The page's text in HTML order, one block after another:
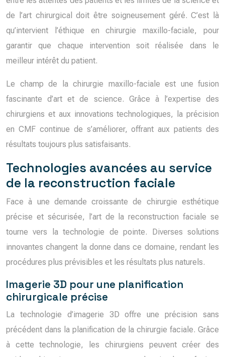
de l’art chirurgical doit être soigneusement géré. C’est là
qu’intervient l’éthique en chirurgie maxillo-faciale, pour
garantir que chaque intervention soit réalisée dans le
meilleur intérêt du patient.
Le champ de la chirurgie maxillo-faciale est une fusion
fascinante d’art et de science. Grâce à l’expertise des
chirurgiens et aux innovations technologiques, la précision
en CMF continue de s’améliorer, offrant aux patients des
résultats toujours plus satisfaisants.
Technologies avancées au service
de la reconstruction faciale
Face à une demande croissante de chirurgie esthétique
précise et sécurisée, l’art de la reconstruction faciale se
tourne vers la technologie de pointe. Diverses solutions
innovantes changent la donne dans ce domaine, rendant les
procédures plus prévisibles et les résultats plus naturels.
Imagerie 3D pour une planification
chirurgicale précise
La technologie d’imagerie 3D offre une précision sans
précédent dans la planification de la chirurgie faciale. Grâce
à cette technologie, les chirurgiens peuvent créer des